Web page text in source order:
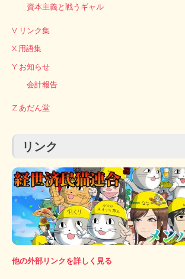
資本主義と戦うギャル
V リンク集
X 用語集
Y お知らせ
会計報告
Z あだん堂
リンク
他の外部リンクを詳しく見る